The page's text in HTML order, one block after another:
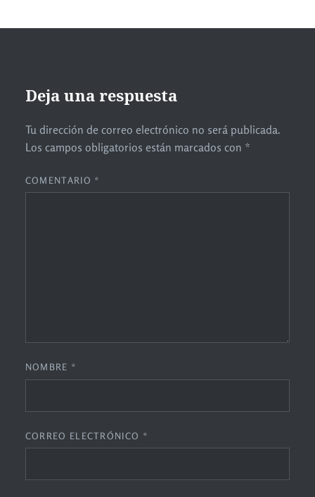
Deja una respuesta
Tu dirección de correo electrónico no será publicada.
Los campos obligatorios están marcados con *
COMENTARIO *
NOMBRE *
CORREO ELECTRÓNICO *